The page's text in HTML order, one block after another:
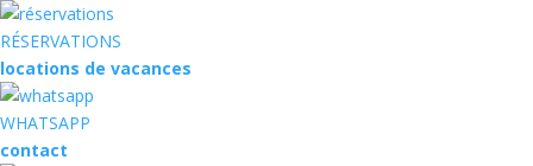
RÉSERVATIONS
locations de vacances
WHATSAPP
contact